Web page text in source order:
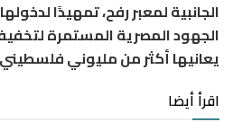
الجانبية لمعبر رفح، تمهيدًا
الجهود المصرية المستمرة لتخفيف
يعانيها أكثر من مليوني
اقرأ أيضا